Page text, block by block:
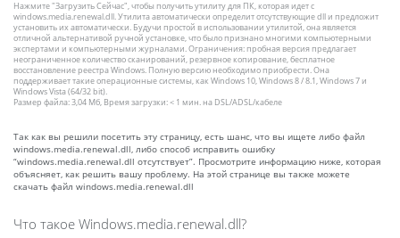
Нажмите"Загрузить Сейчас", чтобы получить утилиту для ПК, которая идет с
windows.media.renewal.dll. Утилита автоматически определит отсутствующие dll и предложит
установить их автоматически. Будучи простой в использовании утилитой, она является
отличной альтернативой ручной установке, что было признано многими компьютерными
экспертами и компьютерными журналами. Ограничения: пробная версия предлагает
неограниченное количество сканирований, резервное копирование, бесплатное
восстановление реестра Windows. Полную версию необходимо приобрести. Она
поддерживает такие операционные системы, как Windows 10, Windows 8 / 8.1, Windows 7 и
Windows Vista (64/32 bit).
Размер файла: 3,04 Мб, Время загрузки: < 1 мин. на DSL/ADSL/кабеле
Так как вы решили посетить эту страницу, есть шанс, что вы ищете либо файл
windows.media.renewal.dll, либо способ исправить ошибку
“windows.media.renewal.dll отсутствует”. Просмотрите информацию ниже, которая
объясняет, как решить вашу проблему. На этой странице вы также можете
скачать файл windows.media.renewal.dll
Что такое Windows.media.renewal.dll?